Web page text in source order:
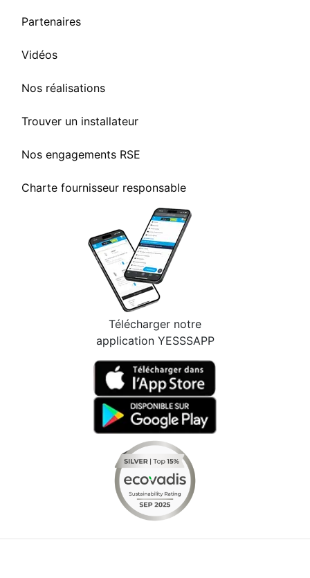
Partenaires
Vidéos
Nos réalisations
Trouver un installateur
Nos engagements RSE
Charte fournisseur responsable
Télécharger notre
application YESSSAPP